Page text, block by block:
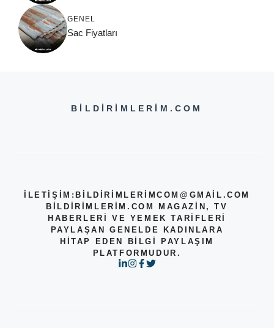
GENEL
Sac Fiyatları
BILDIRIMLERIM.COM
İLETİŞİM:BILDIRIMLERIMCOM@GMAIL.COM
BILDIRIMLERIM.COM MAGAZIN, TV
HABERLERI VE YEMEK TARIFLERI
PAYLAŞAN GENELDE KADINLARA
HITAP EDEN BILGI PAYLAŞIM
PLATFORMUDUR.